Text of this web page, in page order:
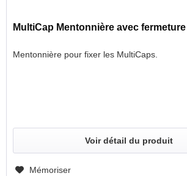
MultiCap Mentonnière avec
Mentonnière pour fixer les MultiCaps.
Voir détail du produit
Mémoriser